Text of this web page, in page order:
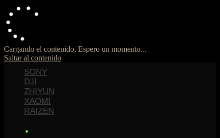
Cargando el contenido, Espero un momento...
Saltar al contenido
SONY
DJI
ZHIYUN
XAOMI
RAIZEN